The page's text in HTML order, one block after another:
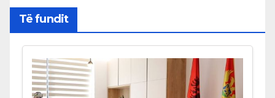
Të fundit